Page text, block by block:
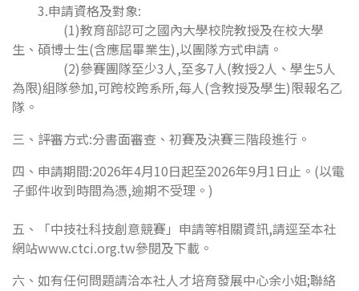
3.申請資格及對象:
(1)教育部認可之國內大學校院教授及在校大學
生、碩博士生(含應屆畢業生),以團隊方式申請。
(2)參賽團隊至少3人,至多7人(教授2人、學生5人
為限)組隊參加,可跨校跨系所,每人(含教授及學生)限報名乙
隊。
三、評審方式:分書面審查、初賽及決賽三階段進行。
四、申請期間:2026年4月10日起至2026年9月1日止。(以電
子郵件收到時間為憑,逾期不受理。)
五、「中技社科技創意競賽」申請等相關資訊,請逕至本社
網站www.ctci.org.tw參閱及下載。
六、如有任何問題請洽本社人才培育發展中心余小姐;聯絡